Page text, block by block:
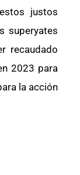
justos
superyates
recaudado
2023 para
la acción